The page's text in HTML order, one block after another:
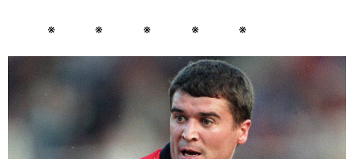
※ ※ ※ ※ ※